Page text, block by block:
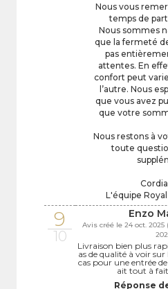
Nous vous
temps de
Nous sommes
que la fermeté
pas
attentes. En
confort peut
l’autre. Nous
que vous avez
que votre
Nous restons à
toute
L'équipe
9
10
Enzo
Avis créé le 24 oct.
Livraison bien plus
as de qualité à voir
cas pour une entrée
ait tout à
Réponse